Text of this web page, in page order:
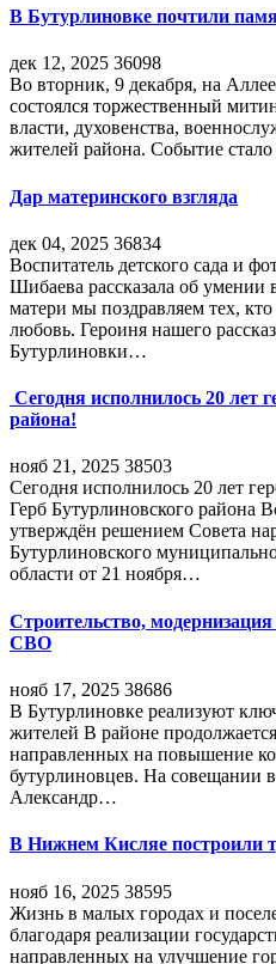
В Бутурлиновке почтили
дек 12, 2025 36098
Во вторник, 9 декабря, на
состоялся торжественный
власти, духовенства,
жителей района. Событие
Дар материнского взгляда
дек 04, 2025 36834
Воспитатель детского сада и
Шибаева рассказала об умении
матери мы поздравляем тех,
любовь. Героиня нашего
Бутурлиновки…
Сегодня исполнилось 20 лет
района!
нояб 21, 2025 38503
Сегодня исполнилось 20 лет
Герб Бутурлиновского района
утверждён решением Совета
Бутурлиновского
области от 21 ноября…
Строительство,
СВО
нояб 17, 2025 38686
В Бутурлиновке реализуют
жителей В районе
направленных на повышение
бутурлиновцев. На совещании
Александр…
В Нижнем Кисляе построили
нояб 16, 2025 38595
Жизнь в малых городах и
благодаря реализации
направленных на улучшение